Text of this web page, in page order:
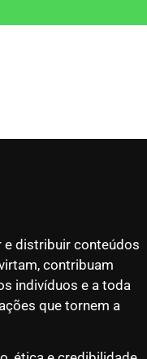
e distribuir conteúdos
contribuam
indivíduos e a toda
que tornem a